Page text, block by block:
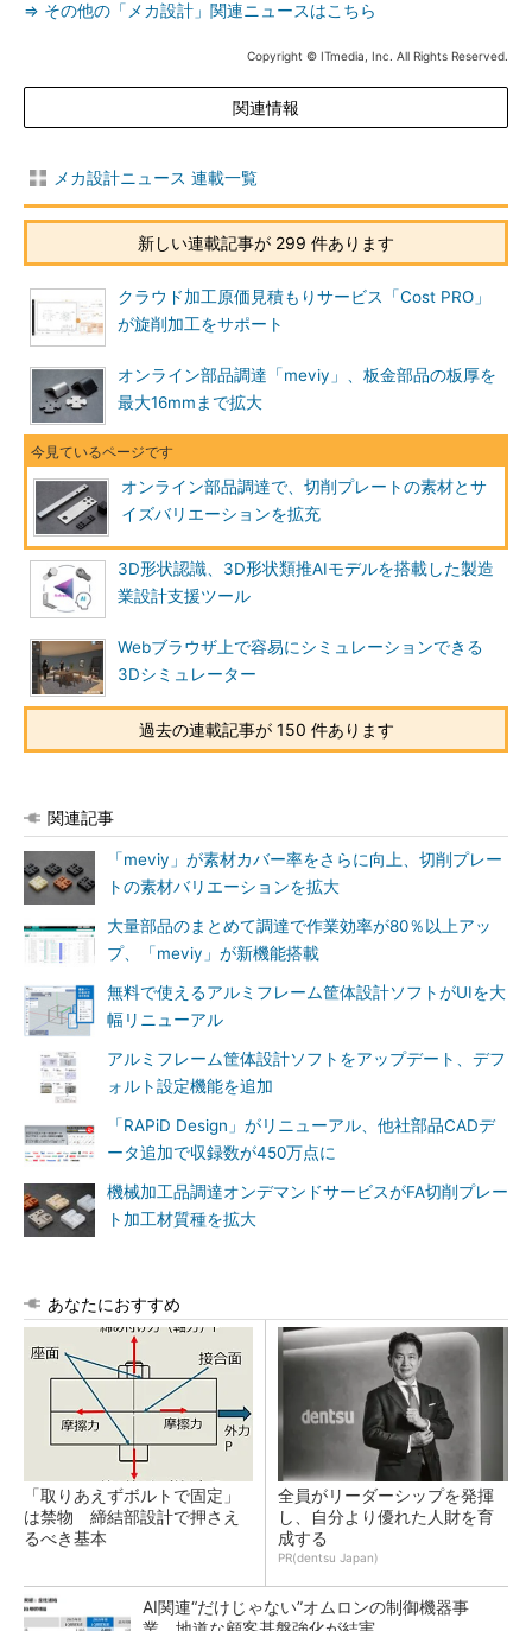
⇒ その他の「メカ設計」関連ニュースはこちら
Copyright © ITmedia, Inc. All Rights Reserved.
関連情報
メカ設計ニュース 連載一覧
新しい連載記事が 299 件あります
クラウド加工原価見積もりサービス「Cost PRO」
が旋削加工をサポート
オンライン部品調達「meviy」、板金部品の板厚を
最大16mmまで拡大
オンライン部品調達で、切削プレートの素材とサ
イズバリエーションを拡充
3D形状認識、3D形状類推AIモデルを搭載した製造
業設計支援ツール
Webブラウザ上で容易にシミュレーションできる
3Dシミュレーター
過去の連載記事が 150 件あります
関連記事
「meviy」が素材カバー率をさらに向上、切削プレー
トの素材バリエーションを拡大
大量部品のまとめて調達で作業効率が80％以上アッ
プ、「meviy」が新機能搭載
無料で使えるアルミフレーム筐体設計ソフトがUIを大
幅リニューアル
アルミフレーム筐体設計ソフトをアップデート、デフ
ォルト設定機能を追加
「RAPiD Design」がリニューアル、他社部品CADデ
ータ追加で収録数が450万点に
機械加工品調達オンデマンドサービスがFA切削プレー
ト加工材質種を拡大
あなたにおすすめ
「取りあえずボルトで固定」
は禁物 締結部設計で押さえ
るべき基本
全員がリーダーシップを発揮
し、自分より優れた人財を育
成する
PR(dentsu Japan)
AI関連“だけじゃない”オムロンの制御機器事